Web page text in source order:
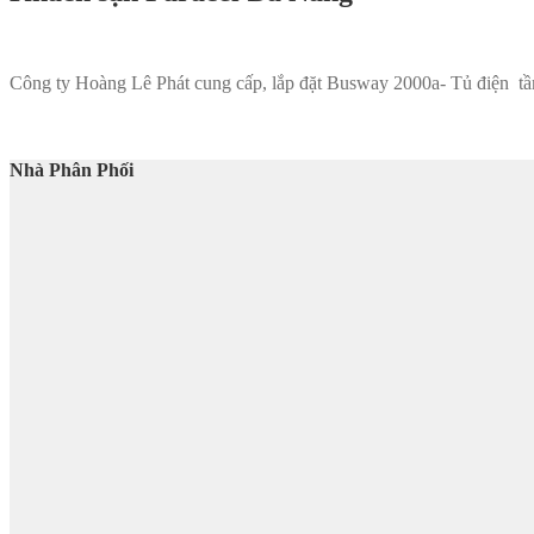
Công ty Hoàng Lê Phát cung cấp, lắp đặt Busway 2000a- Tủ điện
Nhà Phân Phối